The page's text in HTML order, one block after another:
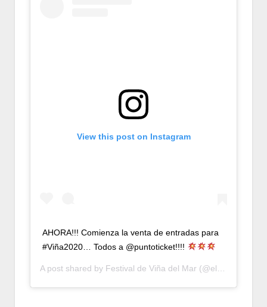
View this post on Instagram
AHORA!!! Comienza la venta de entradas para
#Viña2020… Todos a @puntoticket!!!!
A post shared by Festival de Viña del Mar (@elfestivaldevina) on